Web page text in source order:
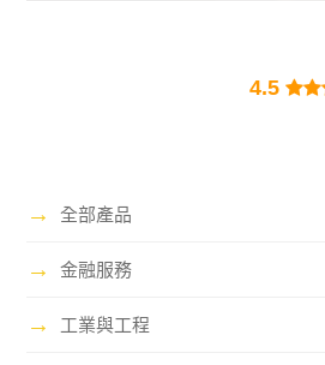
4.5
→ 全部產品
→ 金融服務
→ 工業與工程